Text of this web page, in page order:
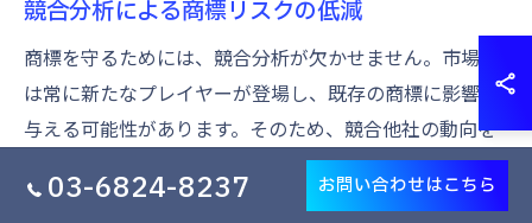
競合分析による商標リスクの低減
商標を守るためには、競合分析が欠かせません。市場に
は常に新たなプレイヤーが登場し、既存の商標に影響を
与える可能性があります。そのため、競合他社の動向を
常に把握し、自社の商標がどのように脅かされるかを予
測することが重要です。具体的には、競合の商標登録状
03-6824-8237 お問い合わせはこちら